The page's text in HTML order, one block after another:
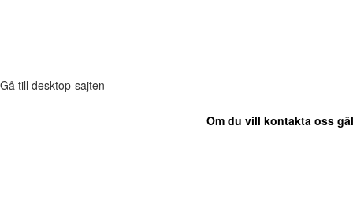
Gå till desktop-sajten
Om du vill kontakta oss